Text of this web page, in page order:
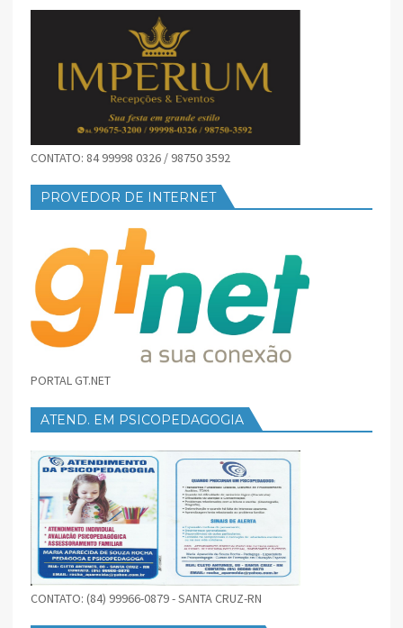
CONTATO: 84 99998 0326 / 98750 3592
PROVEDOR DE INTERNET
PORTAL GT.NET
ATEND. EM PSICOPEDAGOGIA
CONTATO: (84) 99966-0879 - SANTA CRUZ-RN